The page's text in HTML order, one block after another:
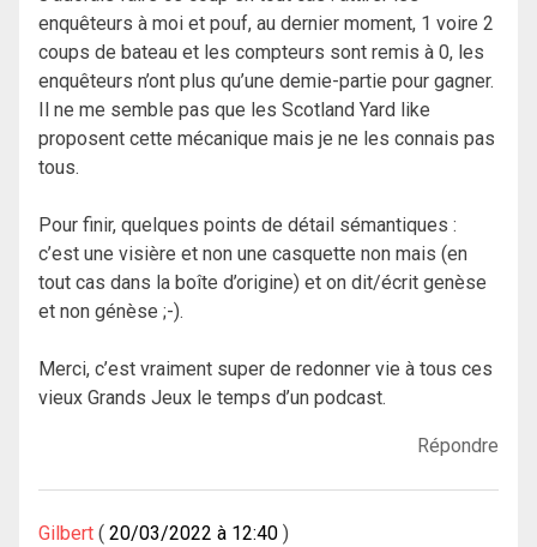
enquêteurs à moi et pouf, au dernier moment, 1 voire 2
coups de bateau et les compteurs sont remis à 0, les
enquêteurs n’ont plus qu’une demie-partie pour gagner.
Il ne me semble pas que les Scotland Yard like
proposent cette mécanique mais je ne les connais pas
tous.
Pour finir, quelques points de détail sémantiques :
c’est une visière et non une casquette non mais (en
tout cas dans la boîte d’origine) et on dit/écrit genèse
et non génèse ;-).
Merci, c’est vraiment super de redonner vie à tous ces
vieux Grands Jeux le temps d’un podcast.
Répondre
Gilbert 20/03/2022 à 12:40